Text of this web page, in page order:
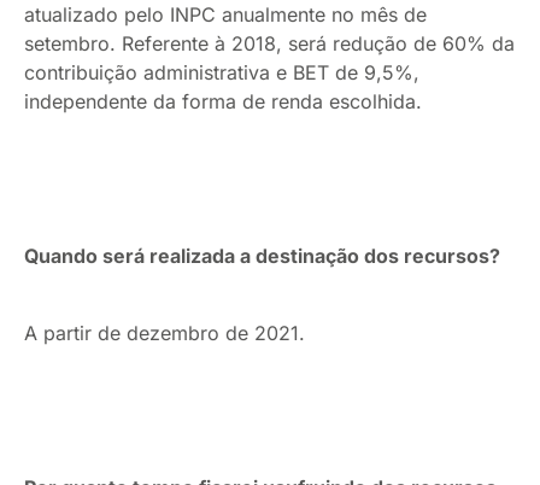
atualizado pelo INPC anualmente no mês de
setembro. Referente à 2018, será redução de 60% da
contribuição administrativa e BET de 9,5%,
independente da forma de renda escolhida.
Quando será realizada a destinação dos recursos?
A partir de dezembro de 2021.